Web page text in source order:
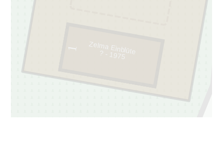
1 Zelma Einblūte
? - 1975